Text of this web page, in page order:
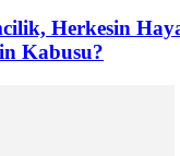
Herkesin
Kabusu?